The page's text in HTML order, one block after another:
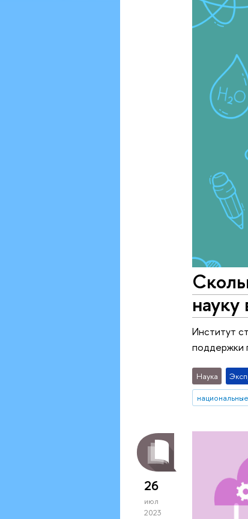
науку
Институт
поддержки
Наука
26
июл
2023